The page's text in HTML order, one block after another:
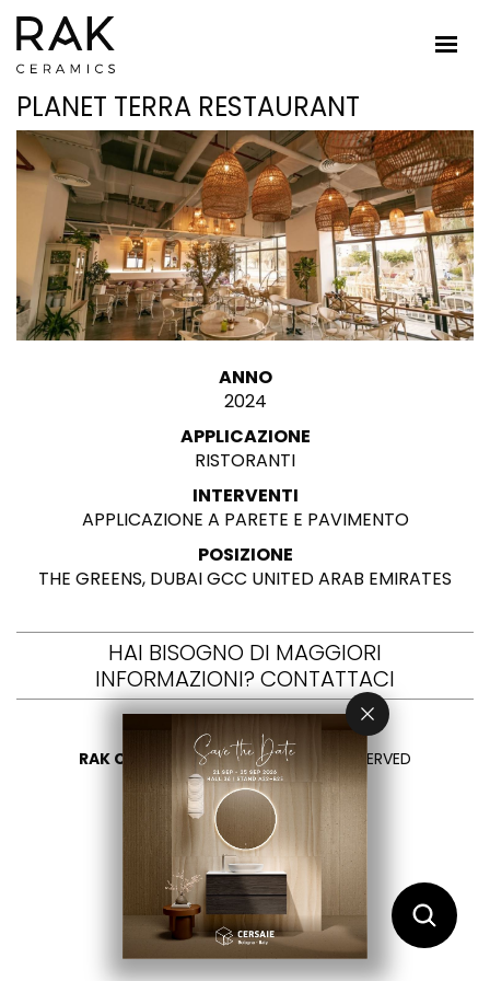
PLANET TERRA RESTAURANT
ANNO
2024
APPLICAZIONE
RISTORANTI
INTERVENTI
APPLICAZIONE A PARETE E PAVIMENTO
POSIZIONE
THE GREENS, DUBAI GCC UNITED ARAB EMIRATES
HAI BISOGNO DI MAGGIORI
INFORMAZIONI? CONTATTACI
RAK CERAMICS 2026- ALL RIGHTS RESERVED
PRIVACY
CONTATTACI
SELEZIONA UN PAESE
IT
EN